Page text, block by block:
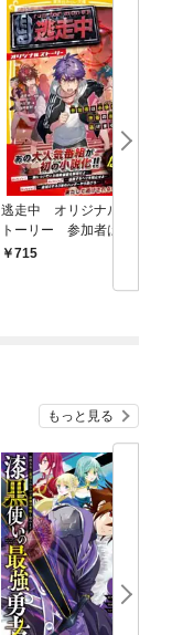
逃走中 オリジナルス
トーリー 参加者は小
学生！？ 渋谷の街を
715
もっと見る